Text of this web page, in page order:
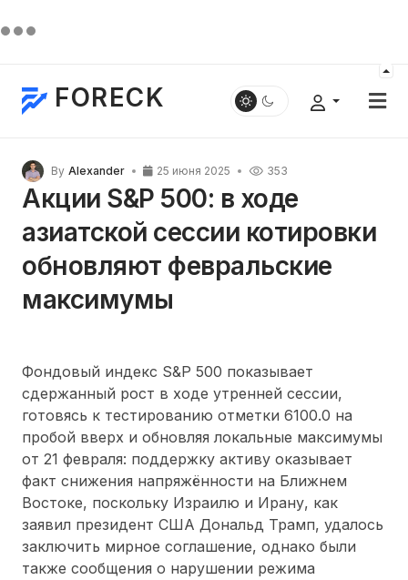
FORECK
By Alexander 25 июня 2025 353
Акции S&P 500: в ходе
азиатской сессии котировки
обновляют февральские
максимумы
Фондовый индекс S&P 500 показывает
сдержанный рост в ходе утренней сессии,
готовясь к тестированию отметки 6100.0 на
пробой вверх и обновляя локальные максимумы
от 21 февраля: поддержку активу оказывает
факт снижения напряжённости на Ближнем
Востоке, поскольку Израилю и Ирану, как
заявил президент США Дональд Трамп, удалось
заключить мирное соглашение, однако были
также сообщения о нарушении режима